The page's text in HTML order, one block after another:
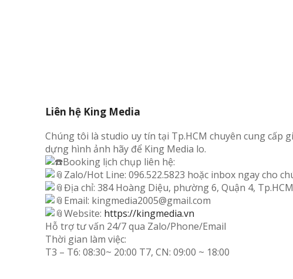
Liên hệ King Media
Chúng tôi là studio uy tín tại Tp.HCM chuyên cung cấp
dựng hình ảnh hãy để King Media lo.
Booking lịch chụp liên hệ:
Zalo/Hot Line: 096.522.5823 hoặc inbox ngay cho
Địa chỉ: 384 Hoàng Diệu, phường 6, Quận 4, Tp.HCM
Email: kingmedia2005@gmail.com
Website: https://kingmedia.vn
Hỗ trợ tư vấn 24/7 qua Zalo/Phone/Email
Thời gian làm việc:
T3 – T6: 08:30~ 20:00 T7, CN: 09:00 ~ 18:00